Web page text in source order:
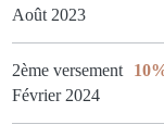
Août 2023
2ème versement
Février 2024